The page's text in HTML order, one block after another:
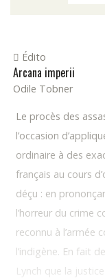
Édito
Arcana imperii
Odile Tobner
Le procès des
l’occasion
ordinaire à des
français au cours
déçu : en
l’horreur du crime
reconnu à l’armée
l’indigène. En fait
Lynch que la